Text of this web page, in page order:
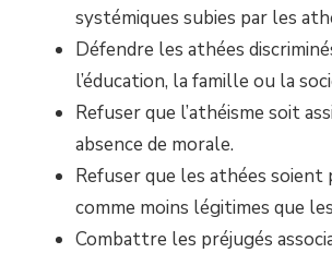
systémiques subies par les
Défendre les athées
l’éducation, la famille ou la
Refuser que l’athéisme soit
absence de morale.
Refuser que les athées soient
comme moins légitimes que
Combattre les préjugés